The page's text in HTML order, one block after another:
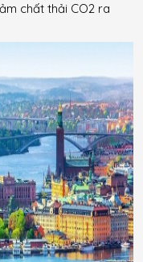
chất thải CO2 ra